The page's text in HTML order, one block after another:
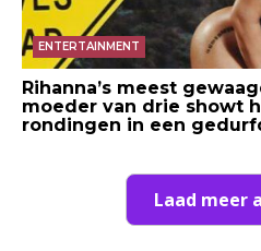
ENTERTAINMENT
Rihanna’s meest
moeder van drie showt
rondingen in een
Laad meer